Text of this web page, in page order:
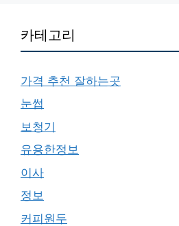
카테고리
가격 추천 잘하는곳
눈썹
보청기
유용한정보
이사
정보
커피원두